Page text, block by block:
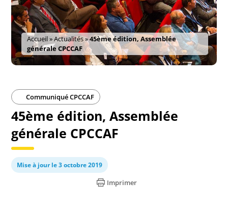
Accueil»Actualités»45ème édition, Assemblée
générale CPCCAF
Communiqué CPCCAF
45ème édition, Assemblée
générale CPCCAF
Mise à jour le 3 octobre 2019
Imprimer